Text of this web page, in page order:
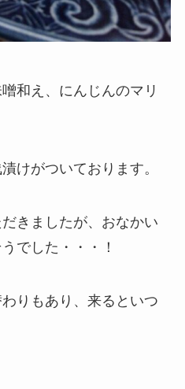
和え、にんじんのマリ
けがついております。
きましたが、おなかい
でした・・・！
りもあり、来るといつ